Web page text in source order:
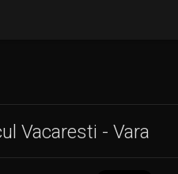
Vacaresti - Vara